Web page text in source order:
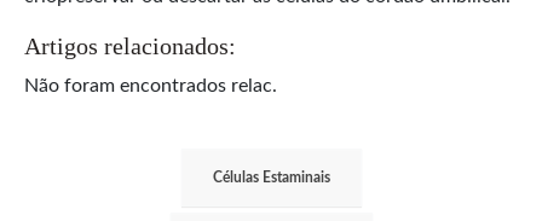
Artigos relacionados:
Não foram encontrados relac.
Células Estaminais